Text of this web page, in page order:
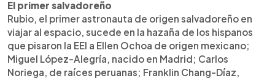
El primer salvadoreño
Rubio, el primer astronauta de origen salvadoreño en
viajar al espacio, sucede en la hazaña de los hispanos
que pisaron la EEI a Ellen Ochoa de origen mexicano;
Miguel López-Alegría, nacido en Madrid; Carlos
Noriega, de raíces peruanas; Franklin Chang-Díaz,